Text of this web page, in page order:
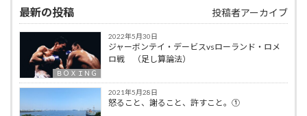
最新の投稿 投稿者アーカイブ
ＢＯＸＩＮＧ
2022年5月30日
ジャーボンテイ・デービスvsローランド・ロメ
ロ戦 （足し算論法）
2021年5月28日
怒ること、謝ること、許すこと。①